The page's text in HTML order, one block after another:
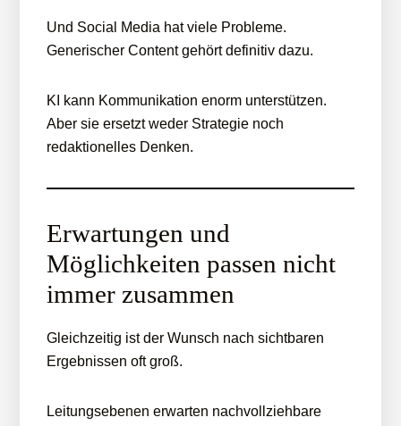
Und Social Media hat viele Probleme.
Generischer Content gehört definitiv dazu.
KI kann Kommunikation enorm unterstützen.
Aber sie ersetzt weder Strategie noch
redaktionelles Denken.
Erwartungen und
Möglichkeiten passen nicht
immer zusammen
Gleichzeitig ist der Wunsch nach sichtbaren
Ergebnissen oft groß.
Leitungsebenen erwarten nachvollziehbare